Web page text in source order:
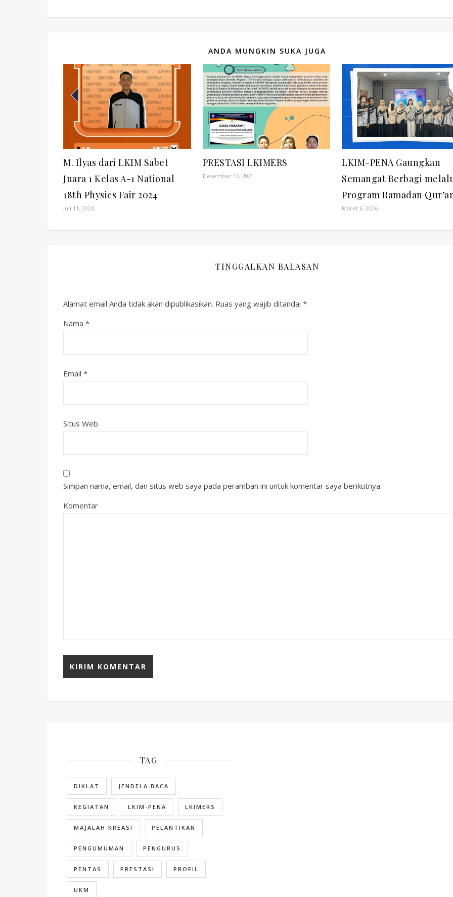
ANDA MUNGKIN SUKA JUGA
M. Ilyas dari LKIM Sabet
Juara 1 Kelas A-1 National
18th Physics Fair 2024
Juli 11, 2024
PRESTASI LKIMERS
Desember 16, 2021
LKIM-PENA Gaungkan
Semangat Berbagi
Program Ramadan
Maret 6, 2026
TINGGALKAN BALASAN
Alamat email Anda tidak akan dipublikasikan. Ruas yang wajib ditandai *
Nama *
Email *
Situs Web
Simpan nama, email, dan situs web saya pada peramban ini untuk komentar saya berikutnya.
Komentar
TAG
DIKLAT JENDELA BACA
KEGIATAN LKIM-PENA LKIMERS
MAJALAH KREASI PELANTIKAN
PENGUMUMAN PENGURUS
PENTAS PRESTASI PROFIL
UKM